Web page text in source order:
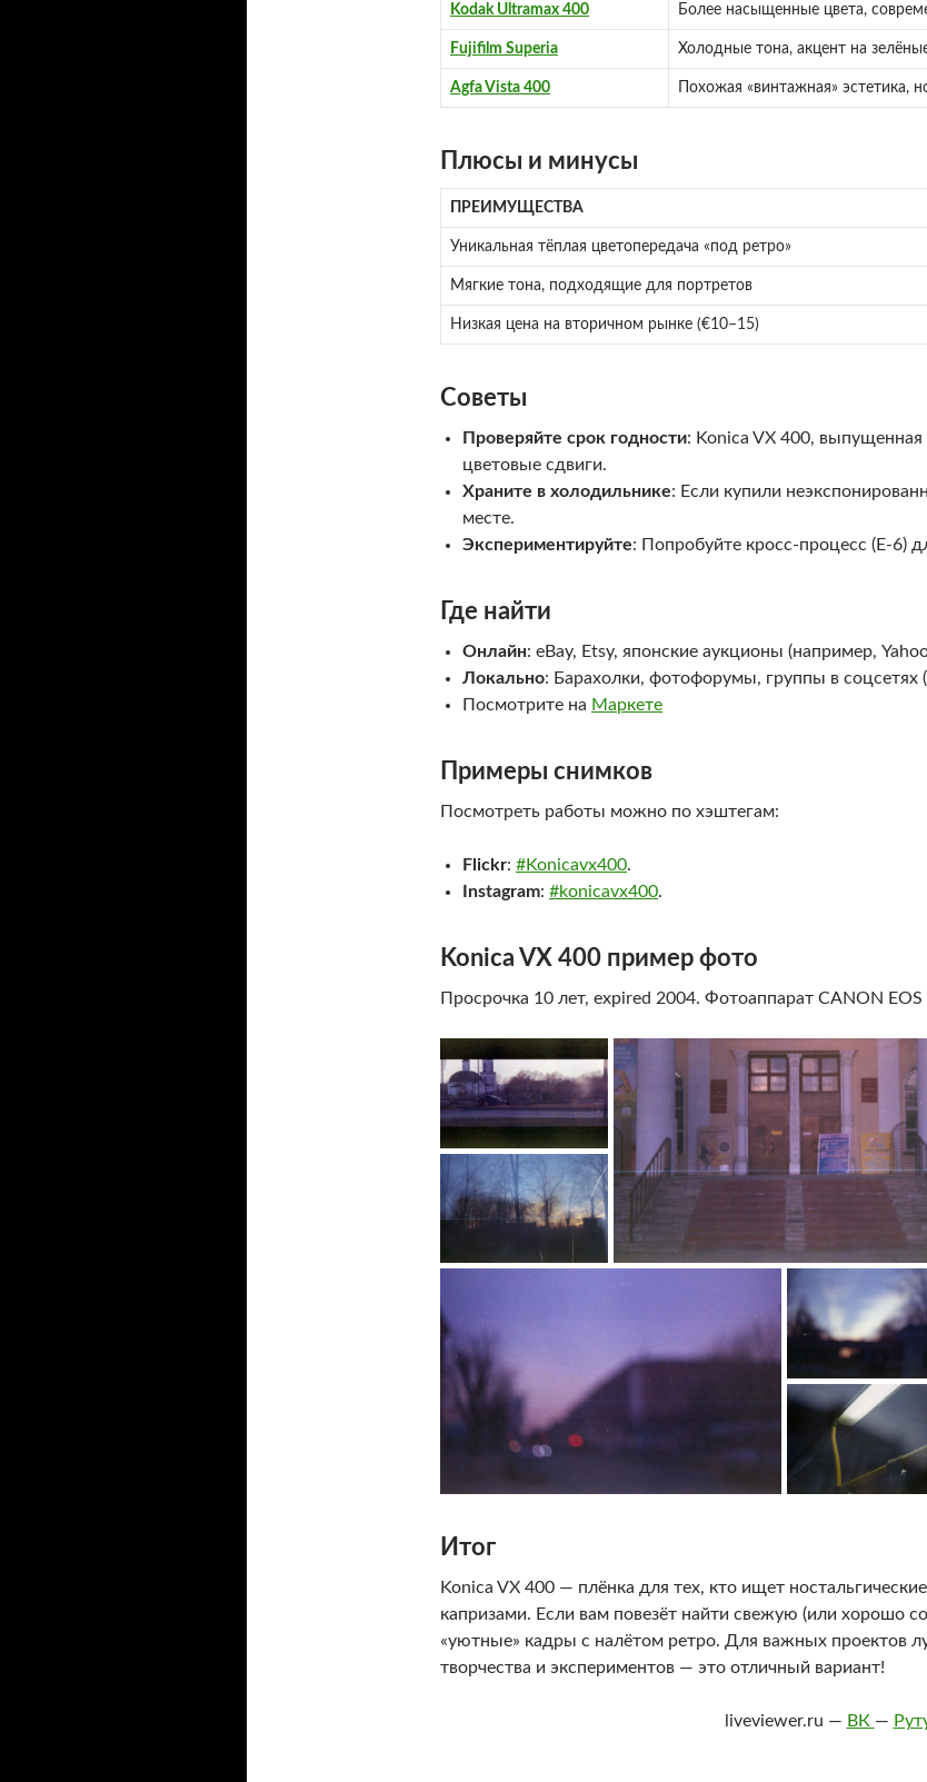
Kodak Ultramax 400 Более насыщенные цвета,
Fujifilm Superia Холодные тона, акцент на
Agfa Vista 400 Похожая «винтажная» эстетика,
Плюсы и минусы
ПРЕИМУЩЕСТВА
Уникальная тёплая цветопередача «под ретро»
Мягкие тона, подходящие для портретов
Низкая цена на вторичном рынке (€10–15)
Советы
Проверяйте срок годности: Konica VX 400,
цветовые сдвиги.
Храните в холодильнике: Если купили
месте.
Экспериментируйте: Попробуйте кросс-процесс (E-6)
Где найти
Онлайн: eBay, Etsy, японские аукционы (например,
Локально: Барахолки, фотофорумы, группы в соцсетях
Посмотрите на Маркете
Примеры снимков
Посмотреть работы можно по хэштегам:
Flickr: #Konicavx400.
Instagram: #konicavx400.
Konica VX 400 пример фото
Просрочка 10 лет, expired 2004. Фотоаппарат CANON EOS
Итог
Konica VX 400 — плёнка для тех, кто ищет
капризами. Если вам повезёт найти свежую (или хорошо
«уютные» кадры с налётом ретро. Для важных проектов
творчества и экспериментов — это отличный вариант!
liveviewer.ru — ВК —